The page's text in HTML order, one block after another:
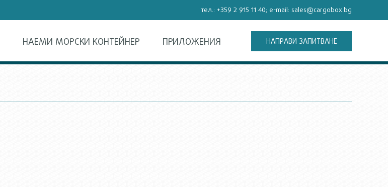
тел.: +359 2 915 11 40; e-mail: sales@cargobox.bg
НАЕМИ МОРСКИ КОНТЕЙНЕР ПРИЛОЖЕНИЯ НАПРАВИ ЗАПИТВАНЕ